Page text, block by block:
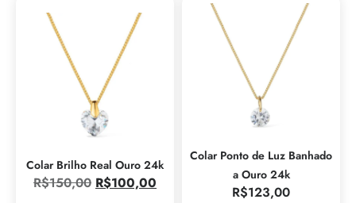
Colar Brilho Real Ouro 24k
R$150,00 R$100,00
Colar Ponto de Luz Banhado
a Ouro 24k
R$123,00